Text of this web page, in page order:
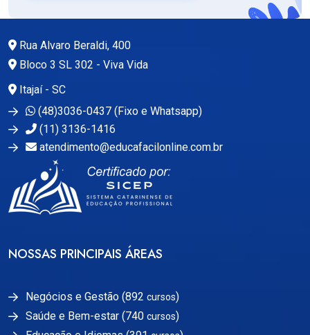
Rua Alvaro Beraldi, 400
Bloco 3 SL 302 - Viva Vida
Itajaí - SC
(48)3036-0437 (Fixo e Whatsapp)
(11) 3136-1416
atendimento@educafacilonline.com.br
NOSSAS PRINCIPAIS ÁREAS
Negócios e Gestão (892 cursos)
Saúde e Bem-estar (740 cursos)